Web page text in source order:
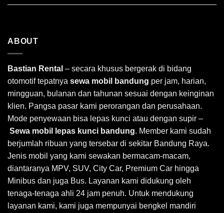
ABOUT
Bastian Rental – secara khusus bergerak di bidang
otomotif tepatnya sewa mobil bandung per jam, harian,
mingguan, bulanan dan tahunan sesuai dengan keinginan
klien. Pangsa pasar kami perorangan dan perusahaan.
Mode penyewaan bisa lepas kunci atau dengan supir –
Sewa mobil lepas kunci bandung. Member kami sudah
berjumlah ribuan yang tersebar di sekitar Bandung Raya.
Jenis mobil yang kami sewakan bermacam-macam,
diantaranya MPV, SUV, City Car, Premium Car hingga
Minibus dan juga Bus. Layanan kami didukung oleh
tenaga-tenaga ahli 24 jam penuh. Untuk mendukung
layanan kami, kami juga mempunyai bengkel mandiri